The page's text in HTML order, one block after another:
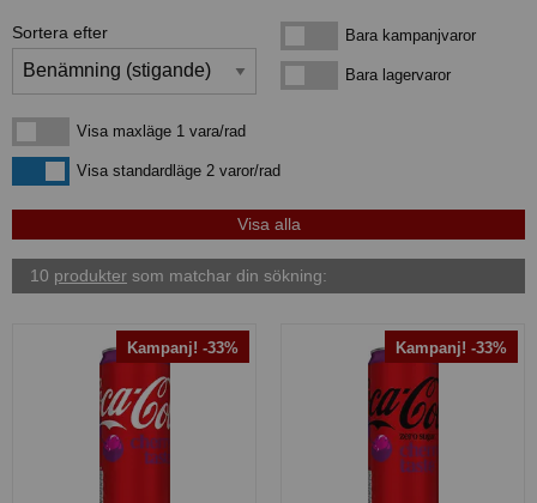
Sortera efter Bara kampanjvarorBara kampanjvaror
Bara lagervarorBara lagervaror
Visa maxläge 1 vara/rad
Visa maxläge 1 vara/rad
Visa standardlägeVisa standardläge 2 varor/rad
10 produkter som matchar din sökning:
Kampanj! -33% Kampanj! -33%